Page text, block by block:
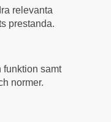
relevanta
prestanda.
funktion samt
normer.